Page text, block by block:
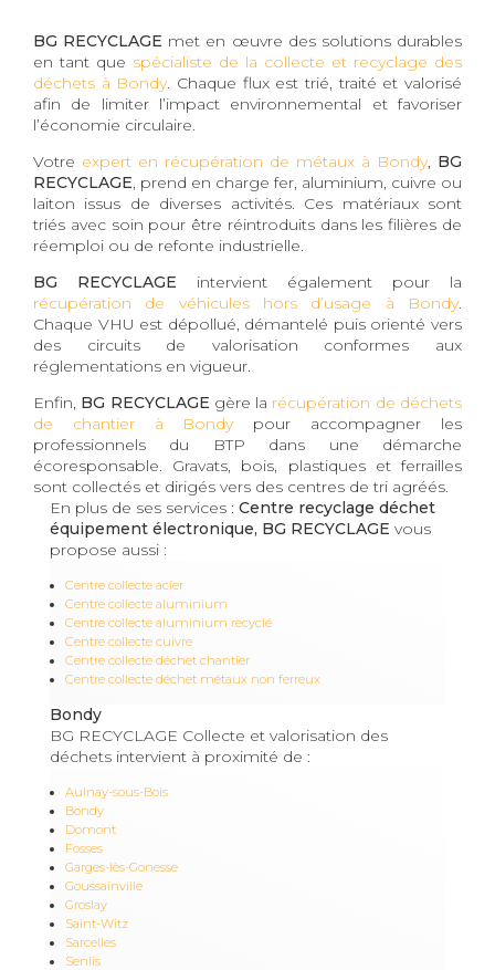
BG RECYCLAGE met en œuvre des solutions durables
en tant que spécialiste de la collecte et recyclage des
déchets à Bondy. Chaque flux est trié, traité et valorisé
afin de limiter l’impact environnemental et favoriser
l’économie circulaire.
Votre expert en récupération de métaux à Bondy, BG
RECYCLAGE, prend en charge fer, aluminium, cuivre ou
laiton issus de diverses activités. Ces matériaux sont
triés avec soin pour être réintroduits dans les filières de
réemploi ou de refonte industrielle.
BG RECYCLAGE intervient également pour la
récupération de véhicules hors d’usage à Bondy.
Chaque VHU est dépollué, démantelé puis orienté vers
des circuits de valorisation conformes aux
réglementations en vigueur.
Enfin, BG RECYCLAGE gère la récupération de déchets
de chantier à Bondypour accompagner les
professionnels du BTP dans une démarche
écoresponsable. Gravats, bois, plastiques et ferrailles
sont collectés et dirigés vers des centres de tri agréés.
En plus de ses services : Centre recyclage déchet
équipement électronique, BG RECYCLAGE vous
propose aussi :
Centre collecte acier
Centre collecte aluminium
Centre collecte aluminium recyclé
Centre collecte cuivre
Centre collecte déchet chantier
Centre collecte déchet métaux non ferreux
Bondy
BG RECYCLAGE Collecte et valorisation des
déchets intervient à proximité de :
Aulnay-sous-Bois
Bondy
Domont
Fosses
Garges-lès-Gonesse
Goussainville
Groslay
Saint-Witz
Sarcelles
Senlis